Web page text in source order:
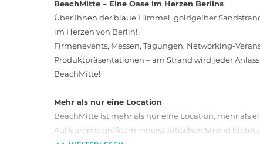
BeachMitte – Eine Oase im Herzen Berlins
Über Ihnen der blaue Himmel, goldgelber
im Herzen von Berlin!
Firmenevents, Messen, Tagungen, Networking-
Produktpräsentationen – am Strand wird jeder
BeachMitte!
Mehr als nur eine Location
BeachMitte ist mehr als nur eine Location, mehr als
Auf Europas größtem innerstädtischen Strand bietet